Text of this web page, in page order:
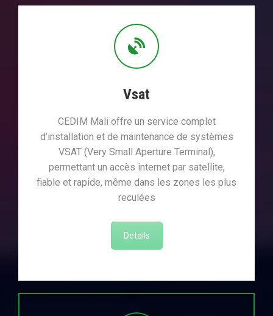
Vsat
CEDIM Mali offre un service complet
d’installation et de maintenance de systèmes
VSAT (Very Small Aperture Terminal),
permettant un accès internet par satellite,
fiable et rapide, même dans les zones les plus
reculées
Details